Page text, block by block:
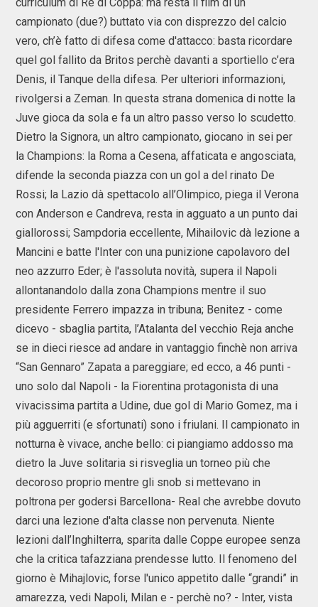
campionato (due?) buttato via con disprezzo del calcio
vero, ch’è fatto di difesa come d'attacco: basta ricordare
quel gol fallito da Britos perchè davanti a sportiello c’era
Denis, il Tanque della difesa. Per ulteriori informazioni,
rivolgersi a Zeman. In questa strana domenica di notte la
Juve gioca da sola e fa un altro passo verso lo scudetto.
Dietro la Signora, un altro campionato, giocano in sei per
la Champions: la Roma a Cesena, affaticata e angosciata,
difende la seconda piazza con un gol a del rinato De
Rossi; la Lazio dà spettacolo all’Olimpico, piega il Verona
con Anderson e Candreva, resta in agguato a un punto dai
giallorossi; Sampdoria eccellente, Mihailovic dà lezione a
Mancini e batte l'Inter con una punizione capolavoro del
neo azzurro Eder; è l'assoluta novità, supera il Napoli
allontanandolo dalla zona Champions mentre il suo
presidente Ferrero impazza in tribuna; Benitez - come
dicevo - sbaglia partita, l’Atalanta del vecchio Reja anche
se in dieci riesce ad andare in vantaggio finchè non arriva
“San Gennaro” Zapata a pareggiare; ed ecco, a 46 punti -
uno solo dal Napoli - la Fiorentina protagonista di una
vivacissima partita a Udine, due gol di Mario Gomez, ma i
più agguerriti (e sfortunati) sono i friulani. Il campionato in
notturna è vivace, anche bello: ci piangiamo addosso ma
dietro la Juve solitaria si risveglia un torneo più che
decoroso proprio mentre gli snob si mettevano in
poltrona per godersi Barcellona- Real che avrebbe dovuto
darci una lezione d'alta classe non pervenuta. Niente
lezioni dall’Inghilterra, sparita dalle Coppe europee senza
che la critica tafazziana prendesse lutto. Il fenomeno del
giorno è Mihajlovic, forse l'unico appetito dalle “grandi” in
amarezza, vedi Napoli, Milan e - perchè no? - Inter, vista